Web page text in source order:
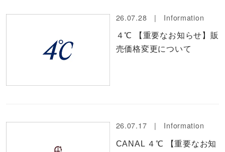
26.07.28 | Information
４℃ 【重要なお知らせ】販
売価格変更について
26.07.17 | Information
CANAL ４℃ 【重要なお知